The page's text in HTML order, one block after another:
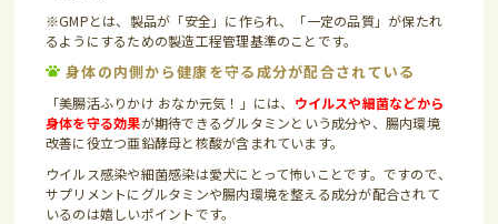
※GMPとは、製品が「安全」に作られ、「一定の品質」が保たれ
るようにするための製造工程管理基準のことです。
身体の内側から健康を守る成分が配合されている
「美腸活ふりかけ おなか元気！」には、 ウイルスや細菌などから
身体を守る効果が期待できるグルタミンという成分や、腸内環境
改善に役立つ亜鉛酵母と核酸が含まれています。
ウイルス感染や細菌感染は愛犬にとって怖いことです。ですので、
サプリメントにグルタミンや腸内環境を整える成分が配合されて
いるのは嬉しいポイントです。